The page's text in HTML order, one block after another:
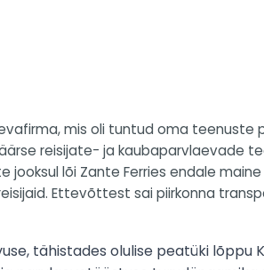
mis oli tuntud oma
reisijate- ja kaubaparvlaevade
jooksul lõi Zante Ferries endale
Ettevõttest sai piirkonna
tähistades olulise peatüki